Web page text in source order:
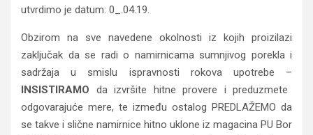
utvrdimo je datum: 0_.04.19.
Obzirom na sve navedene okolnosti iz kojih proizilazi
zaključak da se radi o namirnicama sumnjivog porekla i
sadržaja u smislu ispravnosti rokova upotrebe –
INSISTIRAMO da izvršite hitne provere i preduzmete
odgovarajuće mere, te između ostalog PREDLAŽEMO da
se takve i slične namirnice hitno uklone iz magacina PU Bor